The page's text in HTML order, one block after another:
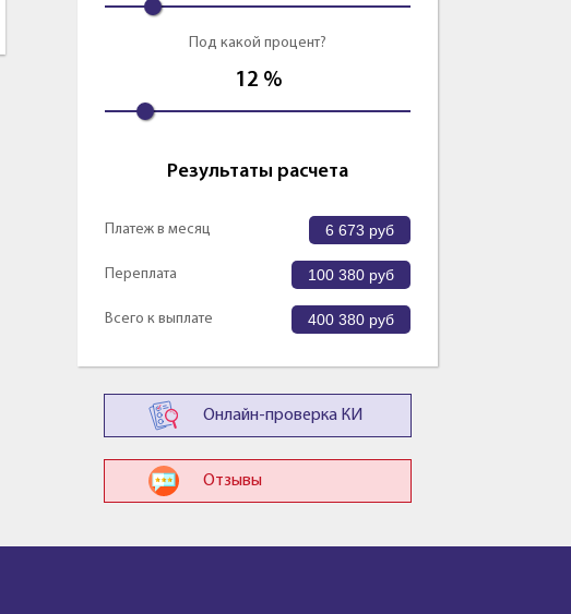
Под какой процент?
12 %
Результаты расчета
Платеж в месяц 6 673 руб
Переплата 100 380 руб
Всего к выплате 400 380 руб
Онлайн-проверка КИ
Отзывы